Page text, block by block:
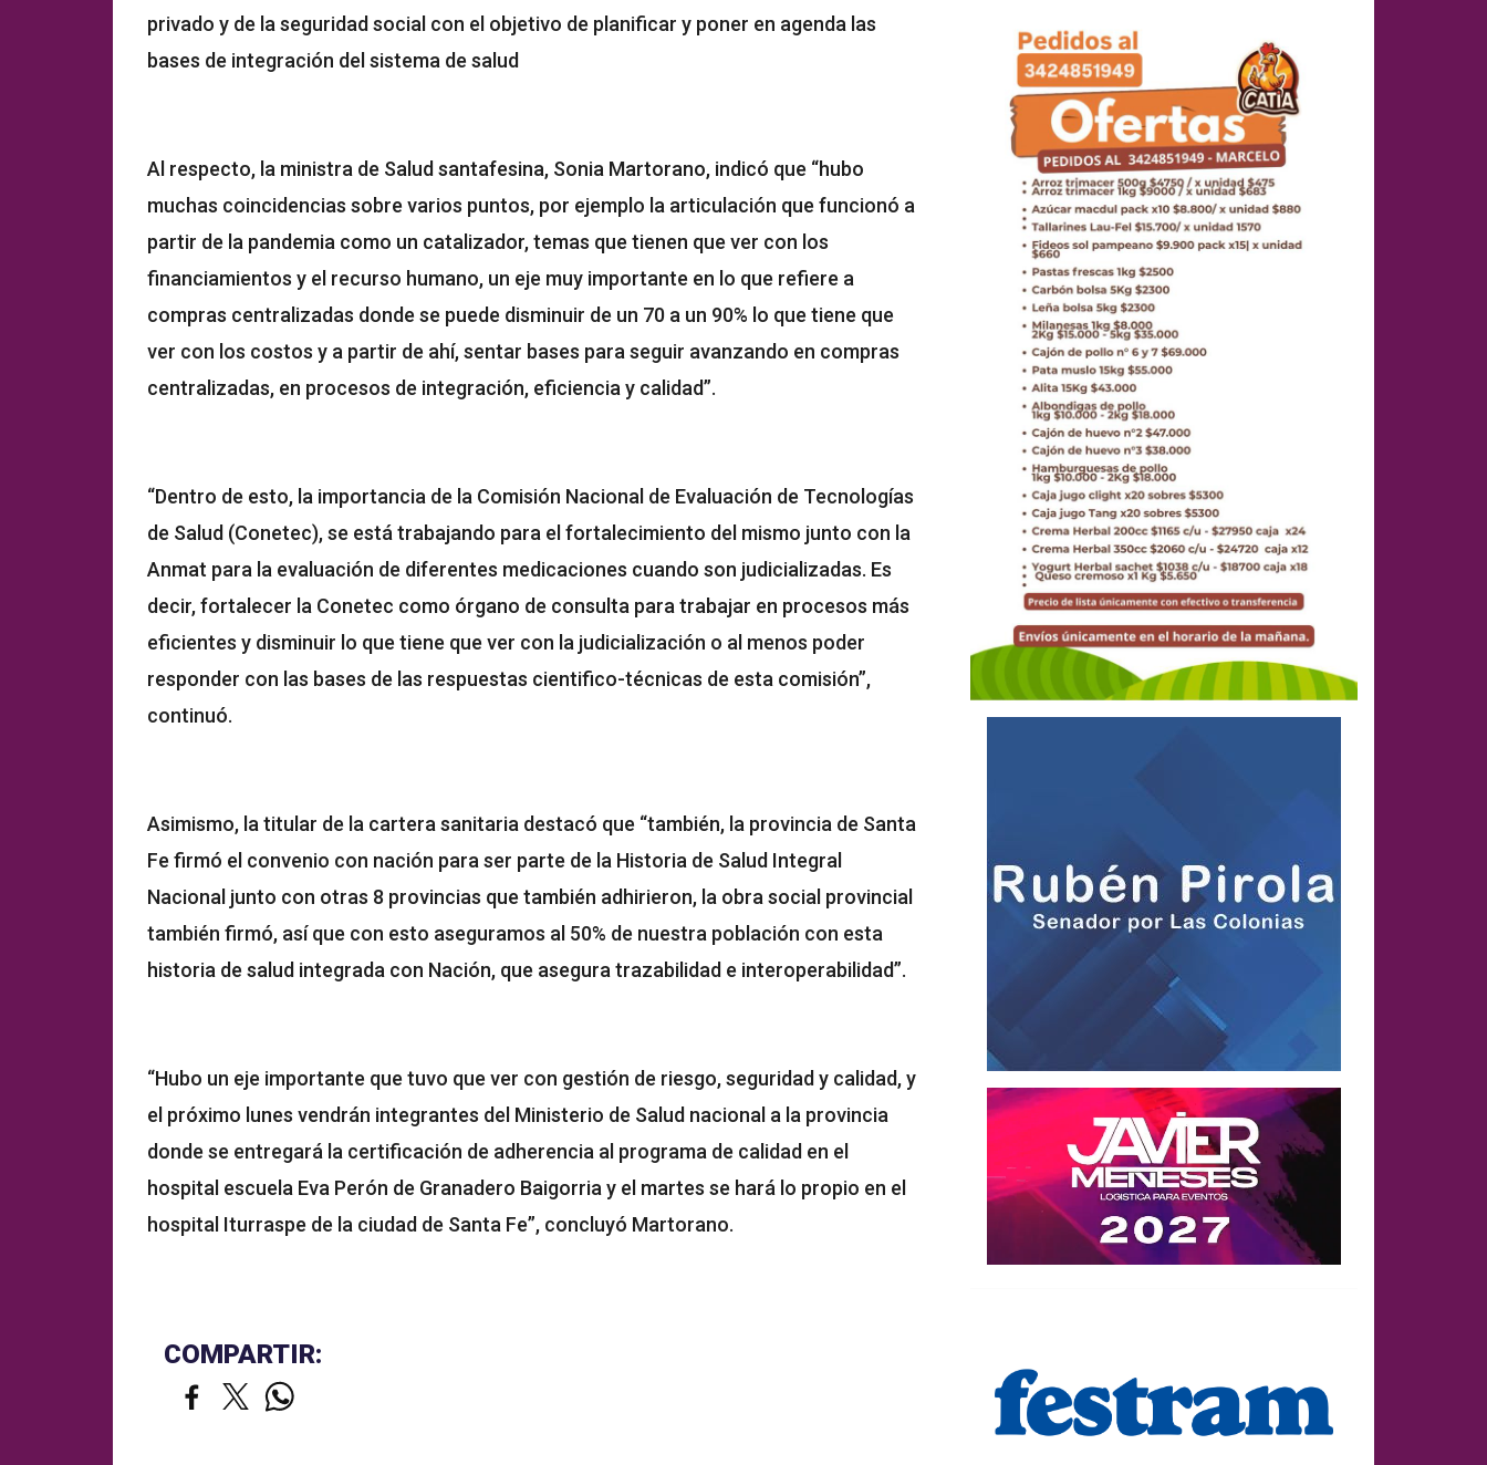
privado y de la seguridad social con el objetivo de planificar y poner en agenda las
bases de integración del sistema de salud
Al respecto, la ministra de Salud santafesina, Sonia Martorano, indicó que “hubo
muchas coincidencias sobre varios puntos, por ejemplo la articulación que funcionó a
partir de la pandemia como un catalizador, temas que tienen que ver con los
financiamientos y el recurso humano, un eje muy importante en lo que refiere a
compras centralizadas donde se puede disminuir de un 70 a un 90% lo que tiene que
ver con los costos y a partir de ahí, sentar bases para seguir avanzando en compras
centralizadas, en procesos de integración, eficiencia y calidad”.
“Dentro de esto, la importancia de la Comisión Nacional de Evaluación de Tecnologías
de Salud (Conetec), se está trabajando para el fortalecimiento del mismo junto con la
Anmat para la evaluación de diferentes medicaciones cuando son judicializadas. Es
decir, fortalecer la Conetec como órgano de consulta para trabajar en procesos más
eficientes y disminuir lo que tiene que ver con la judicialización o al menos poder
responder con las bases de las respuestas cientifico-técnicas de esta comisión”,
continuó.
Asimismo, la titular de la cartera sanitaria destacó que “también, la provincia de Santa
Fe firmó el convenio con nación para ser parte de la Historia de Salud Integral
Nacional junto con otras 8 provincias que también adhirieron, la obra social provincial
también firmó, así que con esto aseguramos al 50% de nuestra población con esta
historia de salud integrada con Nación, que asegura trazabilidad e interoperabilidad”.
“Hubo un eje importante que tuvo que ver con gestión de riesgo, seguridad y calidad, y
el próximo lunes vendrán integrantes del Ministerio de Salud nacional a la provincia
donde se entregará la certificación de adherencia al programa de calidad en el
hospital escuela Eva Perón de Granadero Baigorria y el martes se hará lo propio en el
hospital Iturraspe de la ciudad de Santa Fe”, concluyó Martorano.
COMPARTIR: